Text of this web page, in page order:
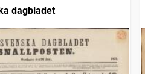
dagbladet